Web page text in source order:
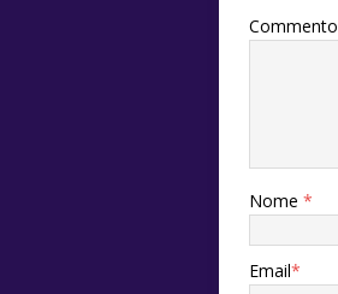
Commento
Nome *
Email*